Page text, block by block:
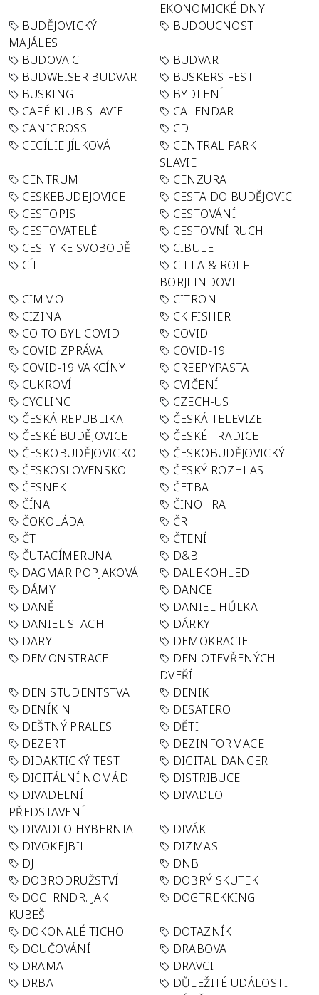
EKONOMICKÉ DNY
BUDĚJOVICKÝ
MAJÁLES
BUDOUCNOST
BUDOVA C
BUDVAR
BUDWEISER BUDVAR
BUSKERS FEST
BUSKING
BYDLENÍ
CAFÉ KLUB SLAVIE
CALENDAR
CANICROSS
CD
CECÍLIE JÍLKOVÁ
CENTRAL PARK
SLAVIE
CENTRUM
CENZURA
CESKEBUDEJOVICE
CESTA DO BUDĚJOVIC
CESTOPIS
CESTOVÁNÍ
CESTOVATELÉ
CESTOVNÍ RUCH
CESTY KE SVOBODĚ
CIBULE
CÍL
CILLA & ROLF
BÖRJLINDOVI
CIMMO
CITRON
CIZINA
CK FISHER
CO TO BYL COVID
COVID
COVID ZPRÁVA
COVID-19
COVID-19 VAKCÍNY
CREEPYPASTA
CUKROVÍ
CVIČENÍ
CYCLING
CZECH-US
ČESKÁ REPUBLIKA
ČESKÁ TELEVIZE
ČESKÉ BUDĚJOVICE
ČESKÉ TRADICE
ČESKOBUDĚJOVICKO
ČESKOBUDĚJOVICKÝ
ČESKOSLOVENSKO
ČESKÝ ROZHLAS
ČESNEK
ČETBA
ČÍNA
ČINOHRA
ČOKOLÁDA
ČR
ČT
ČTENÍ
ČUTACÍMERUNA
D&B
DAGMAR POPJAKOVÁ
DALEKOHLED
DÁMY
DANCE
DANĚ
DANIEL HŮLKA
DANIEL STACH
DÁRKY
DARY
DEMOKRACIE
DEMONSTRACE
DEN OTEVŘENÝCH
DVEŘÍ
DEN STUDENTSTVA
DENIK
DENÍK N
DESATERO
DEŠTNÝ PRALES
DĚTI
DEZERT
DEZINFORMACE
DIDAKTICKÝ TEST
DIGITAL DANGER
DIGITÁLNÍ NOMÁD
DISTRIBUCE
DIVADELNÍ
PŘEDSTAVENÍ
DIVADLO
DIVADLO HYBERNIA
DIVÁK
DIVOKEJBILL
DIZMAS
DJ
DNB
DOBRODRUŽSTVÍ
DOBRÝ SKUTEK
DOC. RNDR. JAK
KUBEŠ
DOGTREKKING
DOKONALÉ TICHO
DOTAZNÍK
DOUČOVÁNÍ
DRABOVA
DRAMA
DRAVCI
DRBA
DŮLEŽITÉ UDÁLOSTI